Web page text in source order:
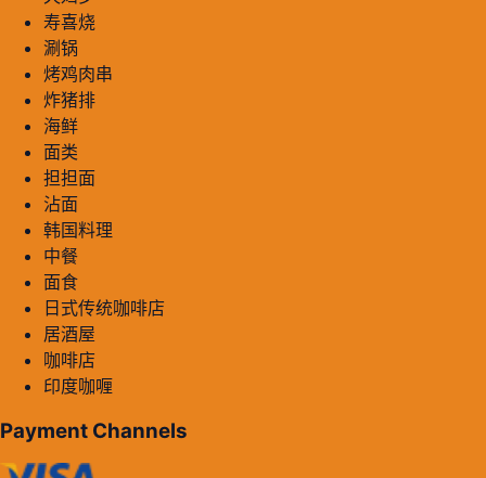
寿喜烧
涮锅
烤鸡肉串
炸猪排
海鲜
面类
担担面
沾面
韩国料理
中餐
面食
日式传统咖啡店
居酒屋
咖啡店
印度咖喱
Payment Channels